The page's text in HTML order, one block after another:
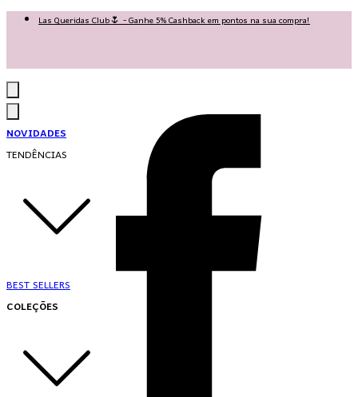
Las Queridas Club🌷 - Ganhe 5% Cashback em pontos na sua compra!
NOVIDADES
TENDÊNCIAS
BEST SELLERS
COLEÇÕES